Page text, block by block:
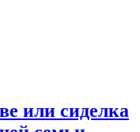
или сиделка